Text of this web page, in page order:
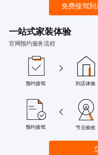
免费接驾到
一站式家装体验
官网预约服务流程
预约接驾 到店体验
预约接驾 节点验收